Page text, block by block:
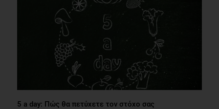
5 a day: Πώς θα πετύχετε τον στόχο σας